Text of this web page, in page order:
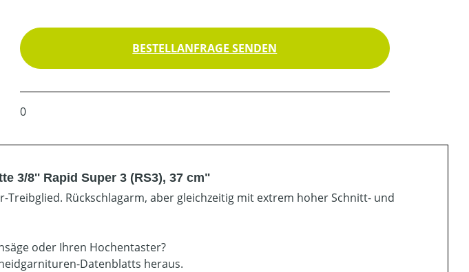
BESTELLANFRAGE SENDEN
0
3/8'' Rapid Super 3 (RS3), 37 cm"
Treibglied. Rückschlagarm, aber gleichzeitig mit extrem hoher Schnitt- und
oder Ihren Hochentaster?
Datenblatts heraus.